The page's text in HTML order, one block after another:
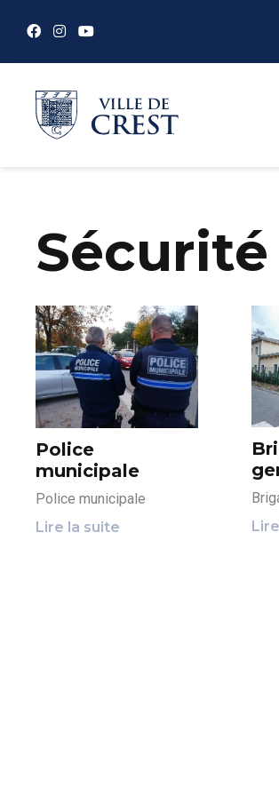
Police
municipale
Police municipale
Lire la suite